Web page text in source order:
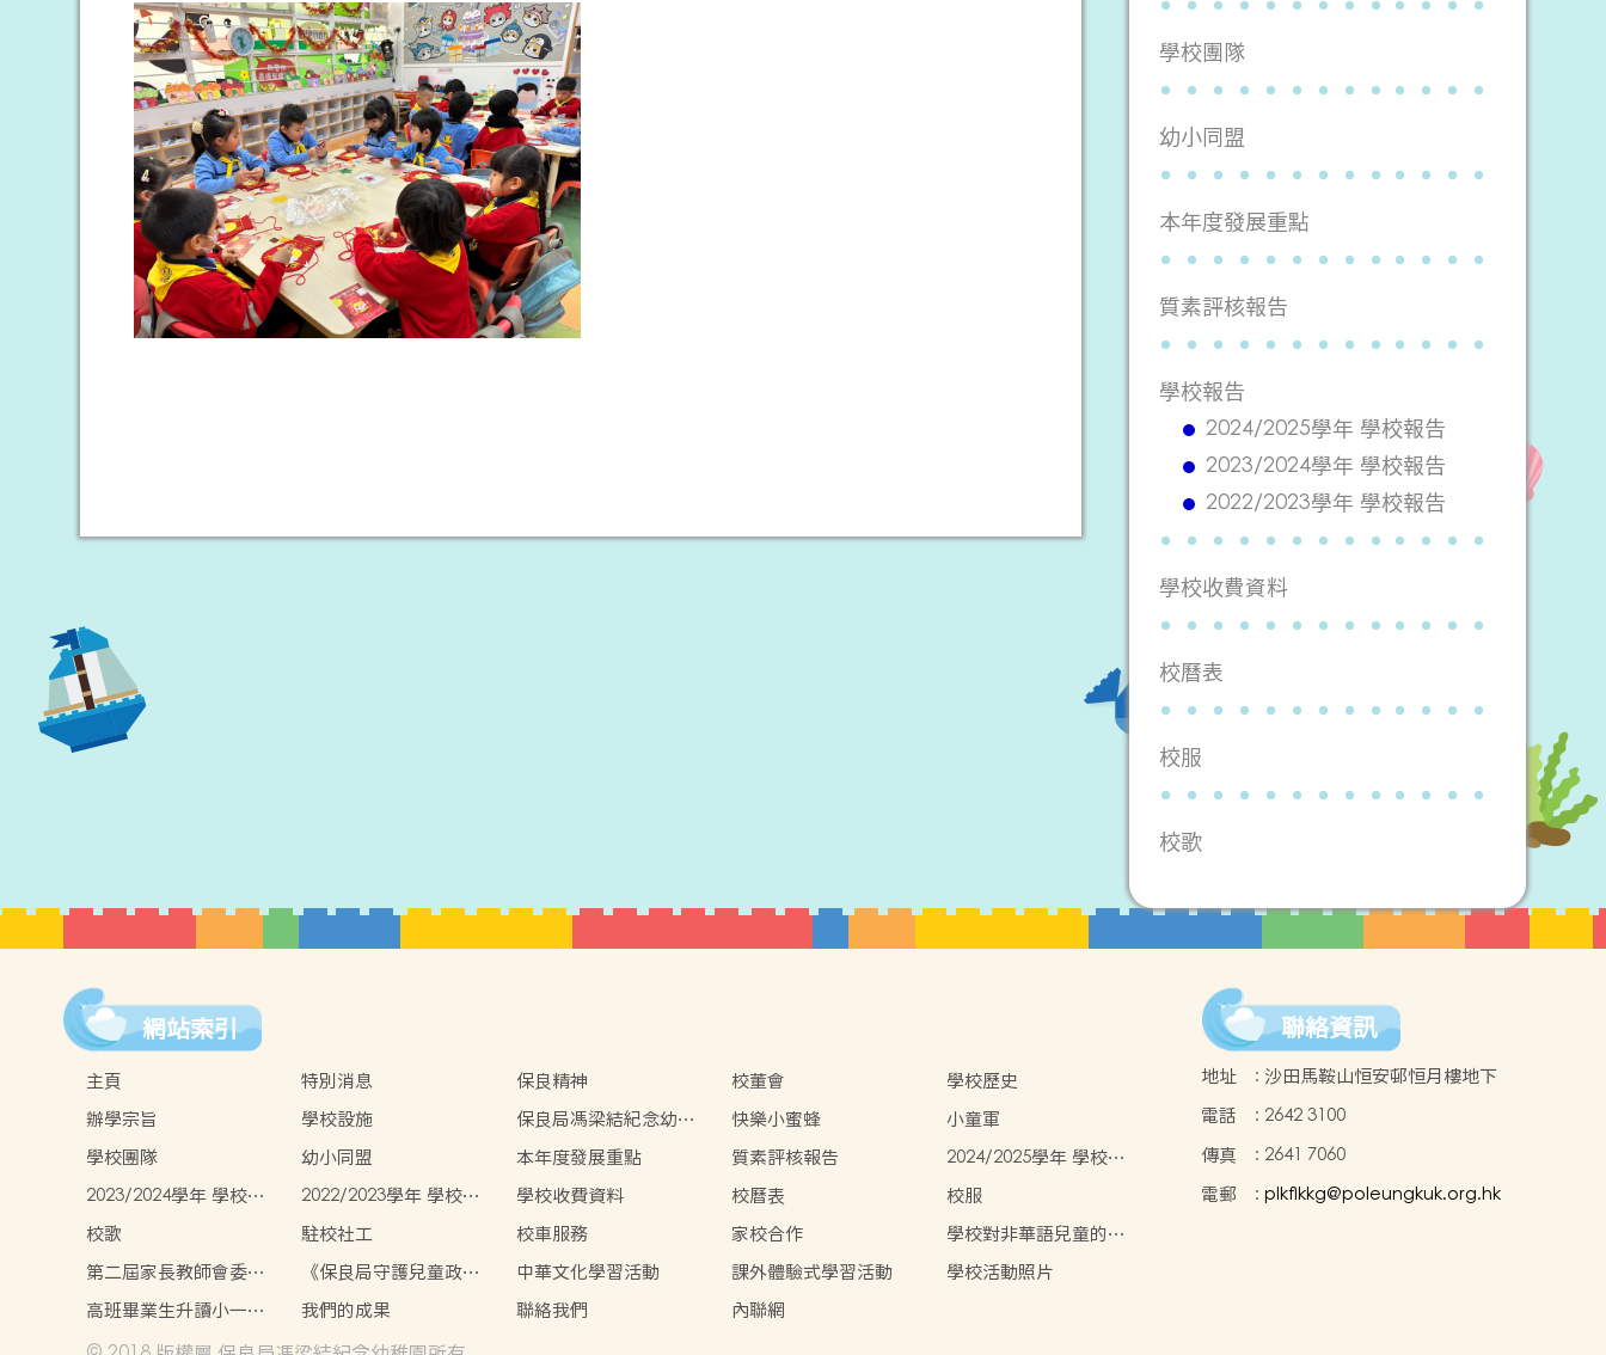
學校團隊
幼小同盟
本年度發展重點
質素評核報告
學校報告
2024/2025學年 學校報告
2023/2024學年 學校報告
2022/2023學年 學校報告
學校收費資料
校曆表
校服
校歌
網站索引
主頁 特別消息 保良精神 校董會
學校歷史
辦學宗旨
學校設施
保良局馮梁結紀念幼稚
園虛擬實境(VR)校園導
覽
快樂小蜜蜂
小童軍
學校團隊
幼小同盟 本年度發展重點 質素評核報告
2024/2025學年 學校報
告
2023/2024學年 學校報
告
2022/2023學年 學校報
告
學校收費資料 校曆表
校服
校歌
駐校社工 校車服務 家校合作
學校對非華語兒童的支
援措施
第二屆家長教師會委員
名單
《保良局守護兒童政
策》
中華文化學習活動 課外體驗式學習活動
學校活動照片
高班畢業生升讀小一情
我們的成果 聯絡我們 內聯網
聯絡資訊
地址 : 沙田馬鞍山恒安邨恒月樓地下
電話
: 2642 3100
傳真
: 2641 7060
電郵
: plkflkkg@poleungkuk.org.hk